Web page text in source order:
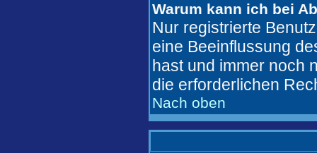
Warum kann ich bei
Nur registrierte
eine Beeinflussung
hast und immer noch
die erforderlichen
Nach oben